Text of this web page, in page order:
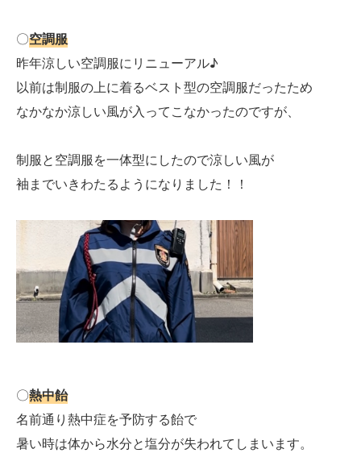
〇空調服
昨年涼しい空調服にリニューアル♪
以前は制服の上に着るベスト型の空調服だったため
なかなか涼しい風が入ってこなかったのですが、
制服と空調服を一体型にしたので涼しい風が
袖までいきわたるようになりました！！
〇熱中飴
名前通り熱中症を予防する飴で
暑い時は体から水分と塩分が失われてしまいます。